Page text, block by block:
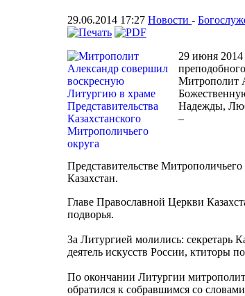
29.06.2014 17:27 Новости -
29 июня 2014
Митрополит
Надежды,
–
Представительстве
Казахстан.
Главе Православной Церкви
подворья.
За Литургией молились: секретарь
деятель искусств России, ктиторы
По окончании Литургии
обратился к собравшимся со